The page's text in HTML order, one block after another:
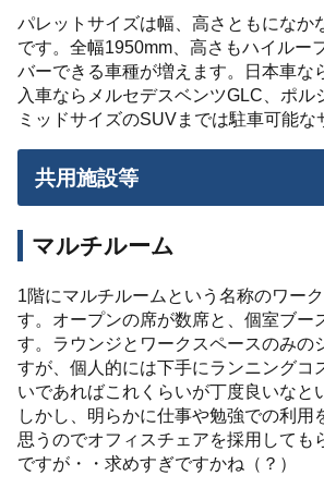
パレットサイズは幅、高さともになか
です。全幅1950mm、高さもハイルー
バーできる車種が増えます。日本車な
入車ならメルセデスベンツGLC、ポル
ミッドサイズのSUVまでは駐車可能な
共用施設等
マルチルーム
1階にマルチルームという名称のワー
す。オープンの席が数席と、個室ブー
す。ラウンジとワークスペースのみの
すが、個人的には下手にランニングコ
いであればこれくらいが丁度良いなと
しかし、明らかに仕事や勉強での利用
思うのでオフィスチェアを採用しても
ですが・・求めすぎですかね（？）